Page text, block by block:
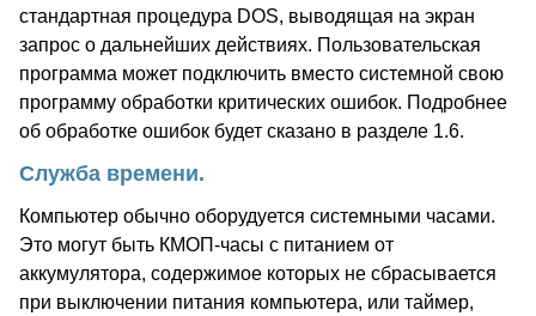
стандартная процедура DOS, выводящая на экран
запрос о дальнейших действиях. Пользовательская
программа может подключить вместо системной свою
программу обработки критических ошибок. Подробнее
об обработке ошибок будет сказано в разделе 1.6.
Служба времени.
Компьютер обычно оборудуется системными часами.
Это могут быть КМОП-часы с питанием от
аккумулятора, содержимое которых не сбрасывается
при выключении питания компьютера, или таймер,